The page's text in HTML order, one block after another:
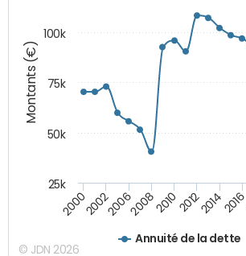
Montants (€)
Annuité de la dette
20002002200620082010201220142016
100k
25k
50k
75k
© JDN 2026